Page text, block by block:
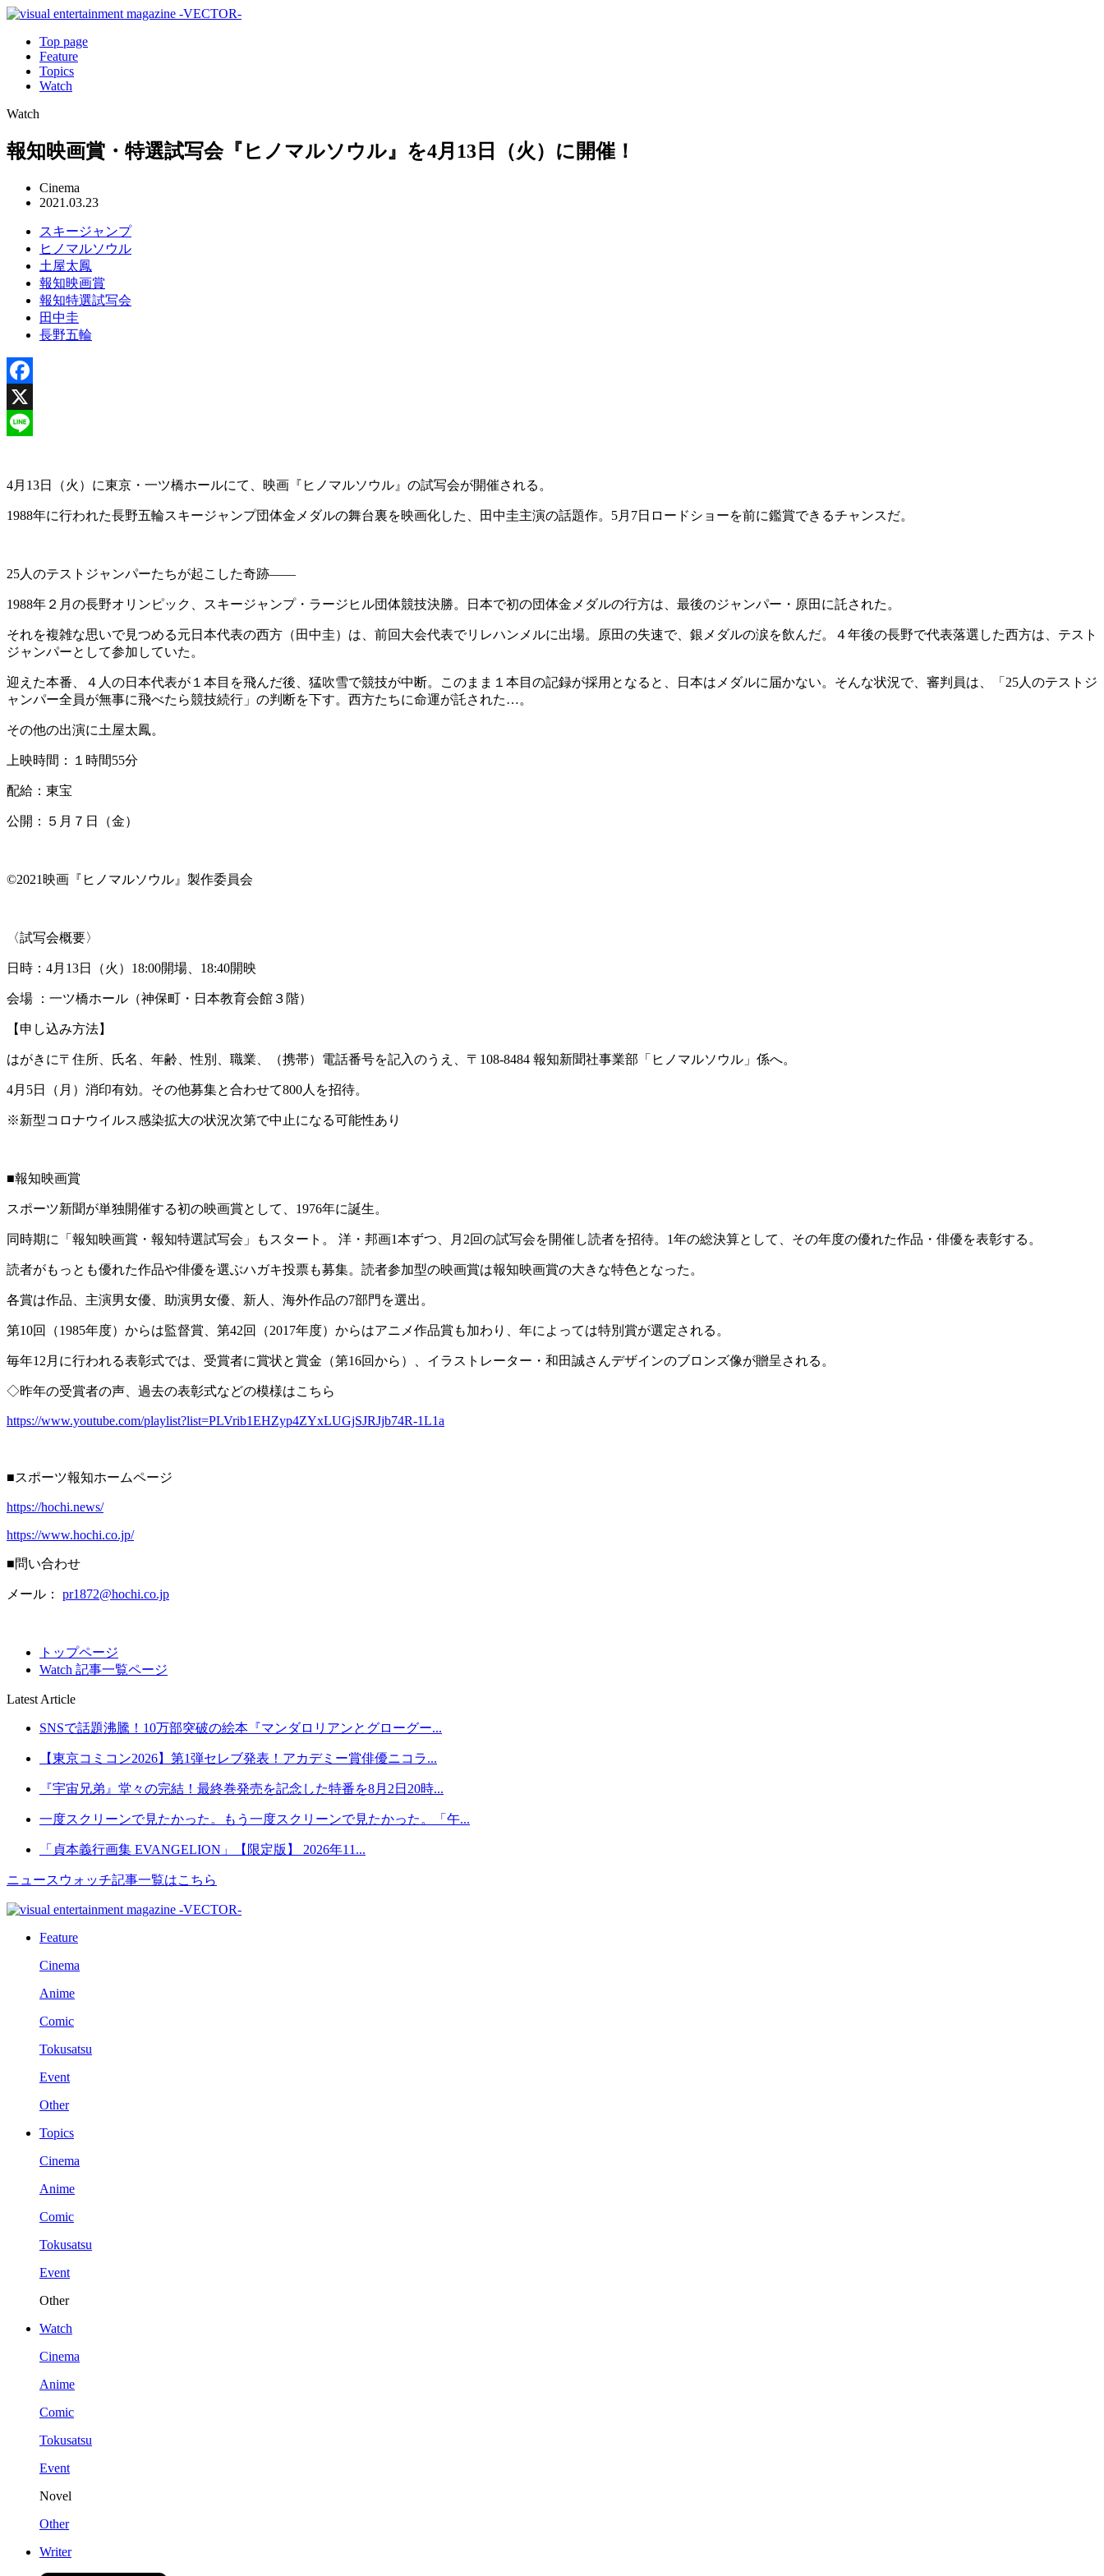
Top page
Feature
Topics
Watch
Watch
報知映画賞・特選試写会『ヒノマルソウル』を4月13日（火）に開催！
Cinema
2021.03.23
スキージャンプ
ヒノマルソウル
土屋太鳳
報知映画賞
報知特選試写会
田中圭
長野五輪
Facebook
X
4月13日（火）に東京・一ツ橋ホールにて、映画『ヒノマルソウル』の試写会が開催される。
1988年に行われた長野五輪スキージャンプ団体金メダルの舞台裏を映画化した、田中圭主演の話題作。5月7日ロードショーを前に鑑賞できるチャンスだ。
25人のテストジャンパーたちが起こした奇跡――
1988年２月の長野オリンピック、スキージャンプ・ラージヒル団体競技決勝。日本で初の団体金メダルの行方は、最後のジャンパー・原田に託された。
それを複雑な思いで見つめる元日本代表の西方（田中圭）は、前回大会代表でリレハンメルに出場。原田の失速で、銀メダルの涙を飲んだ。４年後の長野で代表落選した西方は、テスト
ジャンパーとして参加していた。
迎えた本番、４人の日本代表が１本目を飛んだ後、猛吹雪で競技が中断。このまま１本目の記録が採用となると、日本はメダルに届かない。そんな状況で、審判員は、「25人のテストジ
ャンパー全員が無事に飛べたら競技続行」の判断を下す。西方たちに命運が託された…。
その他の出演に土屋太鳳。
上映時間：１時間55分
配給：東宝
公開：５月７日（金）
©2021映画『ヒノマルソウル』製作委員会
〈試写会概要〉
日時：4月13日（火）18:00開場、18:40開映
会場 ：一ツ橋ホール（神保町・日本教育会館３階）
【申し込み方法】
はがきに〒住所、氏名、年齢、性別、職業、（携帯）電話番号を記入のうえ、〒108-8484 報知新聞社事業部「ヒノマルソウル」係へ。
4月5日（月）消印有効。その他募集と合わせて800人を招待。
※新型コロナウイルス感染拡大の状況次第で中止になる可能性あり
■報知映画賞
スポーツ新聞が単独開催する初の映画賞として、1976年に誕生。
同時期に「報知映画賞・報知特選試写会」もスタート。 洋・邦画1本ずつ、月2回の試写会を開催し読者を招待。1年の総決算として、その年度の優れた作品・俳優を表彰する。
読者がもっとも優れた作品や俳優を選ぶハガキ投票も募集。読者参加型の映画賞は報知映画賞の大きな特色となった。
各賞は作品、主演男女優、助演男女優、新人、海外作品の7部門を選出。
第10回（1985年度）からは監督賞、第42回（2017年度）からはアニメ作品賞も加わり、年によっては特別賞が選定される。
毎年12月に行われる表彰式では、受賞者に賞状と賞金（第16回から）、イラストレーター・和田誠さんデザインのブロンズ像が贈呈される。
◇昨年の受賞者の声、過去の表彰式などの模様はこちら
https://www.youtube.com/playlist?list=PLVrib1EHZyp4ZYxLUGjSJRJjb74R-1L1a
■スポーツ報知ホームページ
https://hochi.news/
https://www.hochi.co.jp/
■問い合わせ
メール： pr1872@hochi.co.jp
トップページ
Watch 記事一覧ページ
Latest Article
SNSで話題沸騰！10万部突破の絵本『マンダロリアンとグローグー...
【東京コミコン2026】第1弾セレブ発表！アカデミー賞俳優ニコラ...
『宇宙兄弟』堂々の完結！最終巻発売を記念した特番を8月2日20時...
一度スクリーンで見たかった。もう一度スクリーンで見たかった。「午...
「貞本義行画集 EVANGELION」【限定版】 2026年11...
ニュースウォッチ記事一覧はこちら
Feature
Cinema
Anime
Comic
Tokusatsu
Event
Other
Topics
Cinema
Anime
Comic
Tokusatsu
Event
Other
Watch
Cinema
Anime
Comic
Tokusatsu
Event
Novel
Other
Writer